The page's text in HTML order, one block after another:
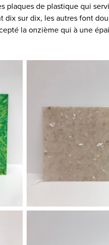
plaques de plastique qui
sur dix, les autres font
la onzième qui à une